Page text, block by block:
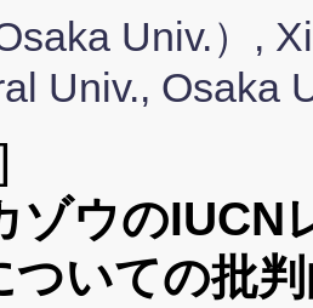
Univ.）,
Univ., Osaka
ゾウのIUCN
ついての批